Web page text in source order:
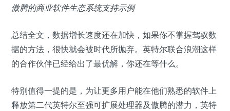
傲腾的商业软件生态系统支持示例
总结全文，数据增长速度还在加快，如果你不掌握驾驭数
据的方法，很快就会被时代所抛弃。英特尔联合浪潮这样
的合作伙伴已经给出了最优解，你还在等什么。
特别值得一提的是，为让更多用户能在他们熟悉的软件上
释放第二代英特尔至强可扩展处理器及傲腾的潜力，英特